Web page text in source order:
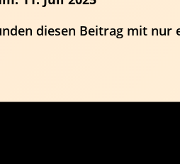
diesen Beitrag mit nur